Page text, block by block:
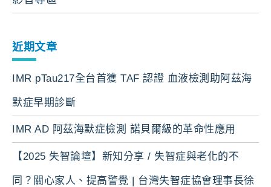
近期文章
IMR pTau217全台首獲 TAF 認證 血液檢測助阿茲海
默症早期診斷
IMR AD 阿茲海默症檢測 諾貝爾級的革命性應用
【2025 失智論壇】新知分享 / 失智症與老化的不
同？關心家人、提高警覺 | 台灣失智症協會理事長徐